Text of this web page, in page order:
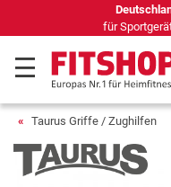
Taurus Griffe / Zughilfen